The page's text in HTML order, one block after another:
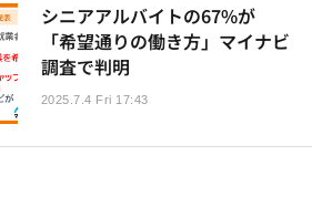
シニアアルバイトの67%が
「希望通りの働き方」マイナビ
調査で判明
2025.7.4 Fri 17:43